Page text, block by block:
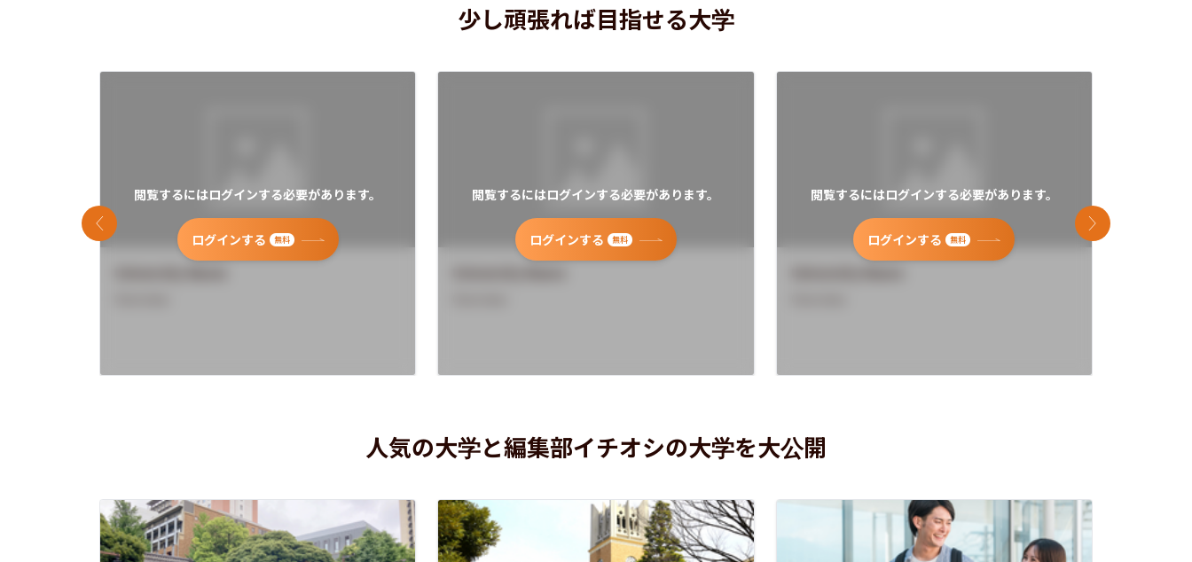
少し頑張れば目指せる大学
閲覧するにはログインする必要があります。
ログインする 無料
閲覧するにはログインする必要があります。
ログインする 無料
閲覧するにはログインする必要があります。
ログインする 無料
前のスライド 次のスライド
人気の大学と編集部イチオシの大学を大公開